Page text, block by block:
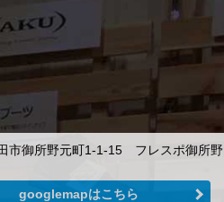
市御所野元町1-1-15 フレスポ御所野
googlemapはこちら